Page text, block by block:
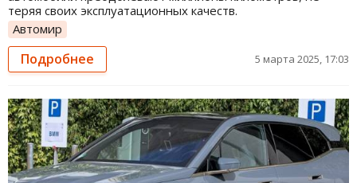
теряя своих эксплуатационных качеств.
Автомир
Подробнее 5 марта 2025, 17:03